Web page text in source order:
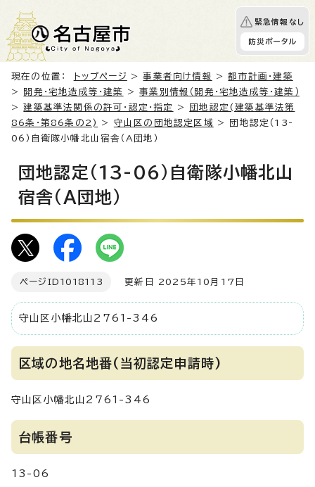
緊急情報なし
防災ポータル
現在の位置： トップページ >事業者向け情報 >都市計画・建築
>
開発・宅地造成等・建築 >事業別情報（開発・宅地造成等・建築）
>建築基準法関係の許可・認定・指定 >
団地認定(建築基準法第
86条・第86条の2)
> 守山区の団地認定区域 > 団地認定（13-
06）自衛隊小幡北山宿舎（A団地）
団地認定（13-06）自衛隊小幡北山
宿舎（A団地）
ページID 1018113 更新日 2025年10月17日
守山区小幡北山2761-346
区域の地名地番(当初認定申請時)
守山区小幡北山2761-346
台帳番号
13-06